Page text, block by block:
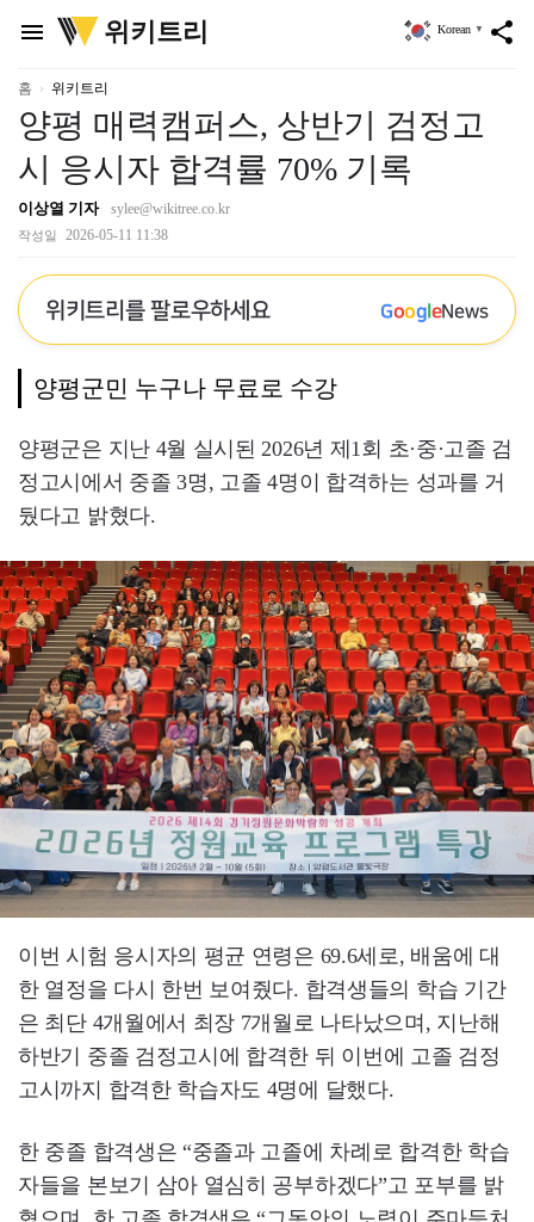
menu
위
키
리
위키트리 share
Korean ▼
홈 위키트리
양평 매력캠퍼스, 상반기 검정고
시 응시자 합격률 70% 기록
이상열 기자 sylee@wikitree.co.kr
작성일 2026-05-11 11:38
위키트리를 팔로우하세요 GoogleNews
양평군민 누구나 무료로 수강
양평군은 지난 4월 실시된 2026년 제1회 초·중·고졸 검
정고시에서 중졸 3명, 고졸 4명이 합격하는 성과를 거
뒀다고 밝혔다.
이번 시험 응시자의 평균 연령은 69.6세로, 배움에 대
한 열정을 다시 한번 보여줬다. 합격생들의 학습 기간
은 최단 4개월에서 최장 7개월로 나타났으며, 지난해
하반기 중졸 검정고시에 합격한 뒤 이번에 고졸 검정
고시까지 합격한 학습자도 4명에 달했다.
한 중졸 합격생은 “중졸과 고졸에 차례로 합격한 학습
자들을 본보기 삼아 열심히 공부하겠다”고 포부를 밝